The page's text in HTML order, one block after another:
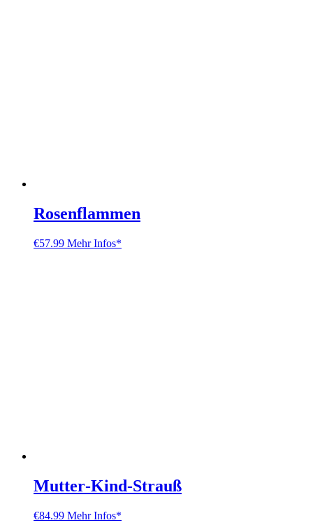
Rosenflammen
€57.99 Mehr Infos*
Mutter‑Kind‑Strauß
€84.99 Mehr Infos*